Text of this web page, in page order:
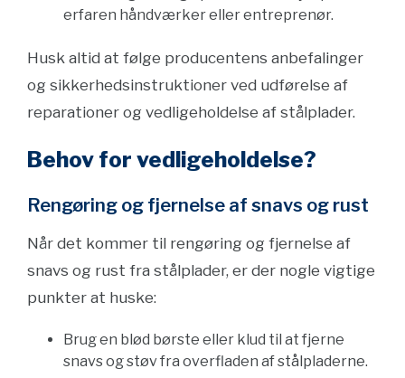
erfaren håndværker eller entreprenør.
Husk altid at følge producentens anbefalinger
og sikkerhedsinstruktioner ved udførelse af
reparationer og vedligeholdelse af stålplader.
Behov for vedligeholdelse?
Rengøring og fjernelse af snavs og rust
Når det kommer til rengøring og fjernelse af
snavs og rust fra stålplader, er der nogle vigtige
punkter at huske:
Brug en blød børste eller klud til at fjerne
snavs og støv fra overfladen af stålpladerne.